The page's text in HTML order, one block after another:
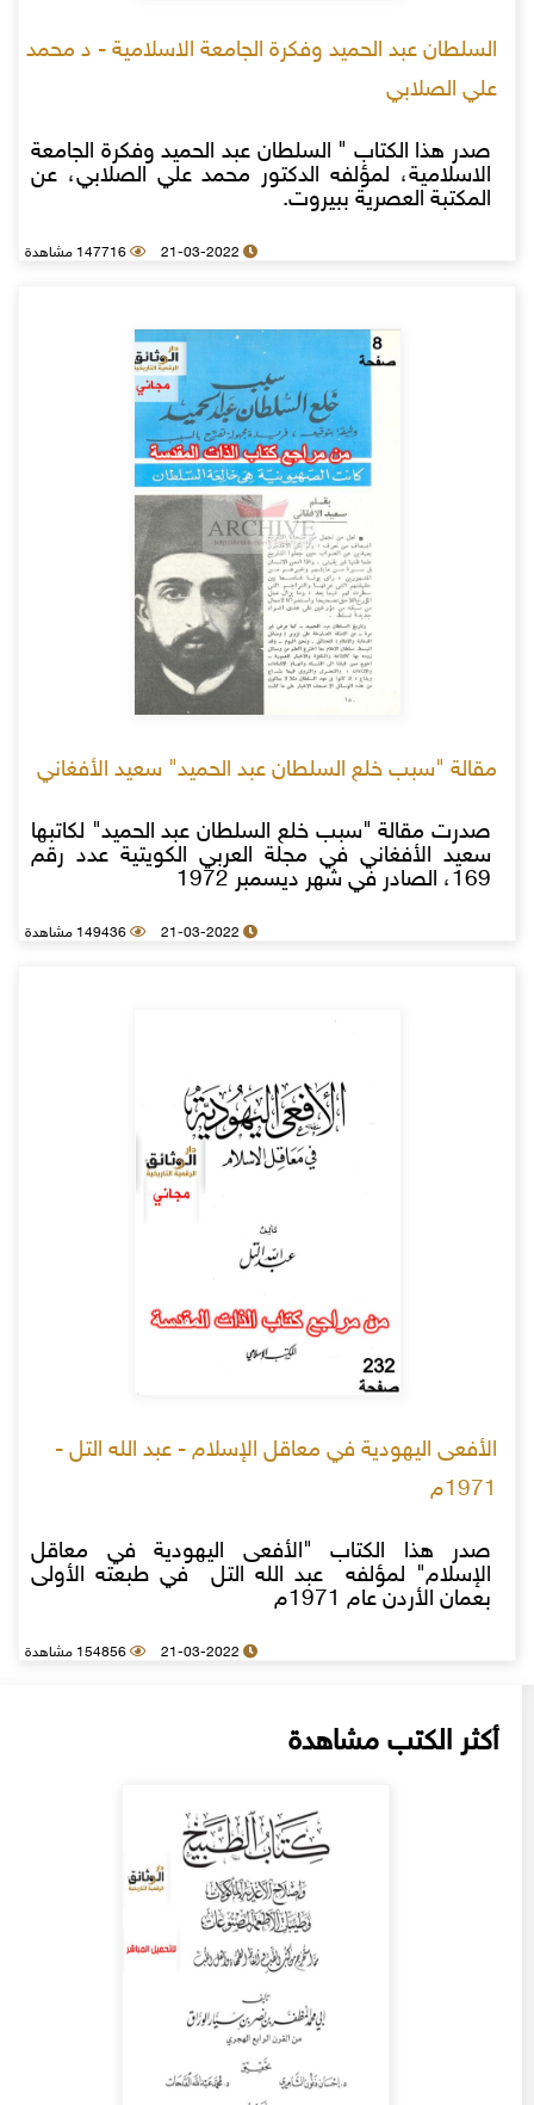
السلطان عبد الحميد وفكرة الجامعة الاسلامية - د محمد
علي الصلابي
صدر هذا الكتاب " السلطان عبد الحميد وفكرة الجامعة
الاسلامية، لمؤلفه الدكتور محمد علي الصلابي، عن
المكتبة العصرية ببيروت.
21-03-2022 147716 مشاهدة
مقالة "سبب خلع السلطان عبد الحميد" سعيد الأفغاني
صدرت مقالة "سبب خلع السلطان عبد الحميد" لكاتبها
سعيد الأفغاني في مجلة العربي الكويتية عدد رقم
169، الصادر في شهر ديسمبر 1972
21-03-2022 149436 مشاهدة
الأفعى اليهودية في معاقل الإسلام - عبد الله التل -
1971م
صدر هذا الكتاب "الأفعى اليهودية في معاقل
الإسلام" لمؤلفه عبد الله التل في طبعته الأولى
بعمان الأردن عام 1971م
21-03-2022 154856 مشاهدة
أكثر الكتب مشاهدة